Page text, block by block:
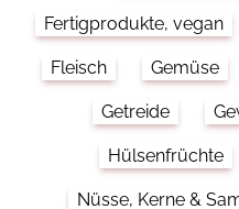
Fertigprodukte, vegan
Fleisch Gemüse
Getreide
Hülsenfrüchte
Nüsse, Kerne &